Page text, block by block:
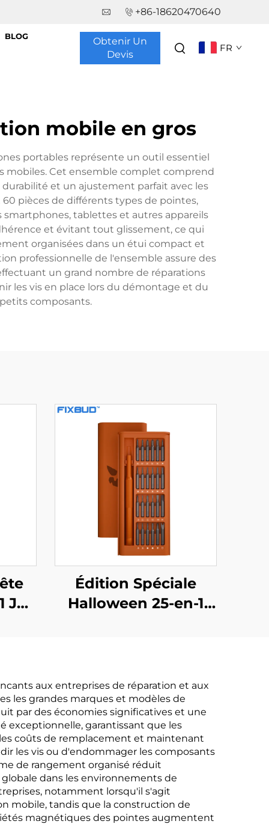
+86-18620470640
BLOG
Obtenir Un
Devis
FR
mobile en gros
portables représente un outil essentiel
mobiles. Cet ensemble complet comprend
et un ajustement parfait avec les
pièces de différents types de pointes,
tablettes et autres appareils
et évitant tout glissement, ce qui
organisées dans un étui compact et
professionnelle de l'ensemble assure des
un grand nombre de réparations
les vis en place lors du démontage et du
composants.
Jeu
Édition Spéciale
Halloween 25-en-1
aux entreprises de réparation et aux
les grandes marques et modèles de
par des économies significatives et une
exceptionnelle, garantissant que les
coûts de remplacement et maintenant
les vis ou d'endommager les composants
de rangement organisé réduit
dans les environnements de
notamment lorsqu'il s'agit
mobile, tandis que la construction de
magnétiques des pointes augmentent